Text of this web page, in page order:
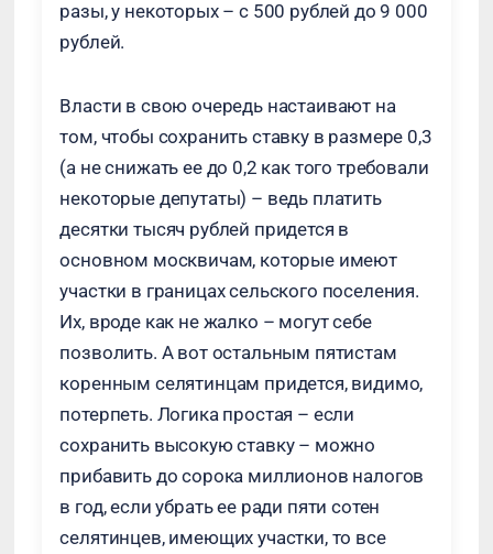
разы, у некоторых – с 500 рублей до 9 000
рублей.
Власти в свою очередь настаивают на
том, чтобы сохранить ставку в размере 0,3
(а не снижать ее до 0,2 как того требовали
некоторые депутаты) – ведь платить
десятки тысяч рублей придется в
основном москвичам, которые имеют
участки в границах сельского поселения.
Их, вроде как не жалко – могут себе
позволить. А вот остальным пятистам
коренным селятинцам придется, видимо,
потерпеть. Логика простая – если
сохранить высокую ставку – можно
прибавить до сорока миллионов налогов
в год, если убрать ее ради пяти сотен
селятинцев, имеющих участки, то все